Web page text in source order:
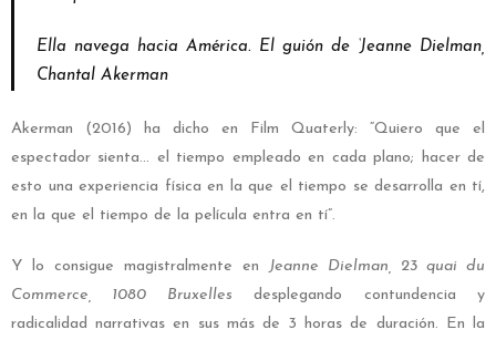
Ella navega hacia América. El guión de ‘Jeanne Dielman
Chantal Akerman
Akerman (2016) ha dicho en Film Quaterly: “Quiero que el
espectador sienta… el tiempo empleado en cada plano; hacer de
esto una experiencia física en la que el tiempo se desarrolla en tí,
en la que el tiempo de la película entra en tí”.
Y lo consigue magistralmente en Jeanne Dielman,
23 quai du
Commerce, 1080 Bruxelles
desplegando contundencia y
radicalidad narrativas en sus más de 3 horas de duración. En la